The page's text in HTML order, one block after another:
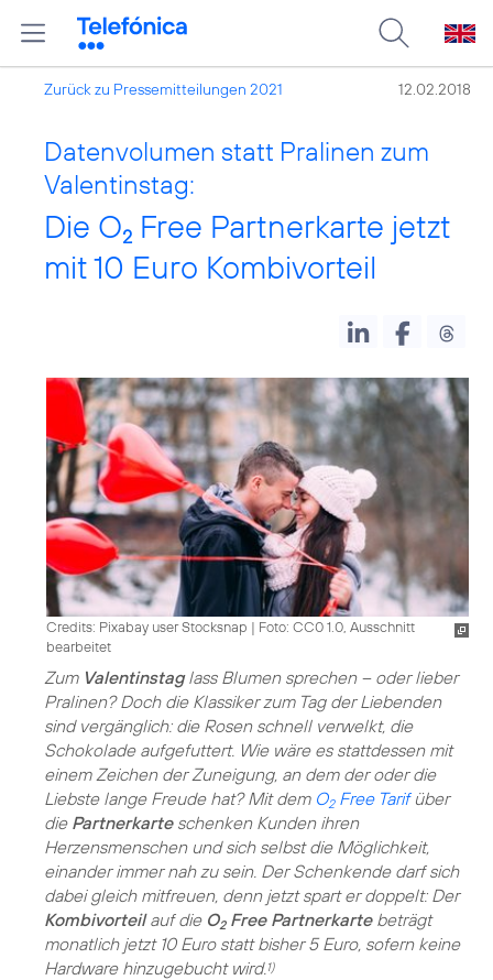
Zurück zu Pressemitteilungen 2021 12.02.2018
Datenvolumen statt Pralinen zum
Valentinstag:
Die O2 Free Partnerkarte jetzt
mit 10 Euro Kombivorteil
Credits: Pixabay user Stocksnap | Foto: CC0 1.0, Ausschnitt
bearbeitet
Zum Valentinstaglass Blumen sprechen – oder lieber
Pralinen? Doch die Klassiker zum Tag der Liebenden
sind vergänglich: die Rosen schnell verwelkt, die
Schokolade aufgefuttert. Wie wäre es stattdessen mit
einem Zeichen der Zuneigung, an dem der oder die
Liebste lange Freude hat? Mit dem O2Free Tarifüber
die Partnerkarteschenken Kunden ihren
Herzensmenschen und sich selbst die Möglichkeit,
einander immer nah zu sein. Der Schenkende darf sich
dabei gleich mitfreuen, denn jetzt spart er doppelt: Der
Kombivorteilauf dieO2Free Partnerkartebeträgt
monatlich jetzt 10 Euro statt bisher 5 Euro, sofern keine
Hardware hinzugebucht wird. 1)